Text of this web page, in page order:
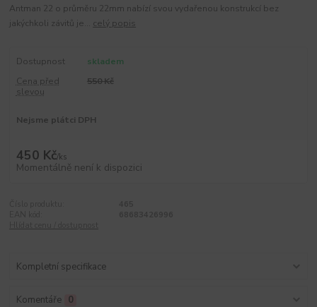
Antman 22 o průměru 22mm nabízí svou vydařenou konstrukcí bez
jakýchkoli závitů je... celý popis
Dostupnost
skladem
Cena před
slevou
550 Kč
Nejsme plátci DPH
450 Kč/ks
Momentálně není k dispozici
Kompletní specifikace
Komentáře 0